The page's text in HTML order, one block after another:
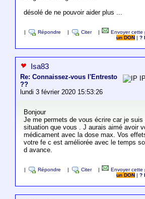
désolé de ne pouvoir aider plus ...
Répondre Citer Envoyer cette
un DON
|?
Isa83
Re: Connaissez-vous l'Entresto
??
lundi 3 février 2020 15:53:26
Bonjour
Je me permets de vous écrire car je suis
situation que vous . J aurais aimé avoir
médicament avec la dose max. Vos
votre fe c est améliorée avec le temps
d avance.
Répondre Citer Envoyer cette
un DON
|?